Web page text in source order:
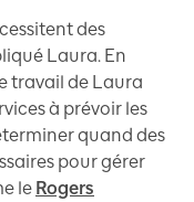
des
Laura. En
travail de Laura
à prévoir les
quand des
pour gérer
le Rogers